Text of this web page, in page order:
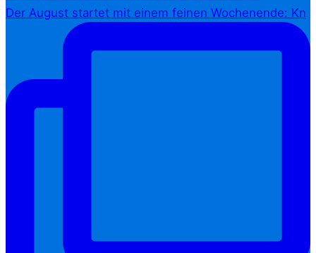
Der August startet mit einem feinen Wochenende: Kn